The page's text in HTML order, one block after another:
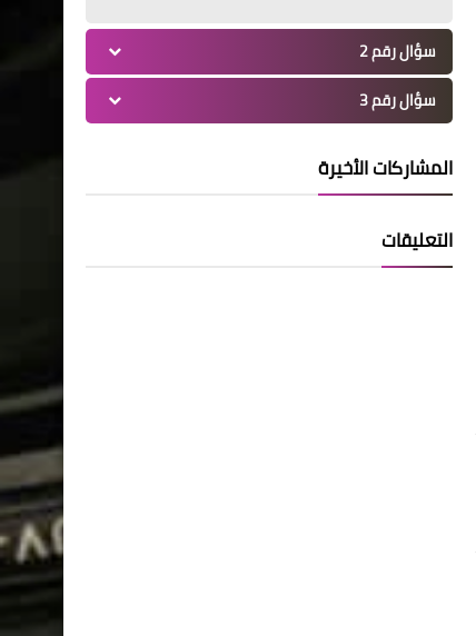
سؤال رقم 2
سؤال رقم 3
المشاركات الأخيرة
التعليقات